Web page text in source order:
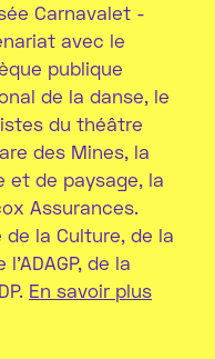
Carnavalet -
avec le
publique
de la danse, le
du théâtre
des Mines, la
et de paysage, la
Assurances.
la Culture, de la
de la
En savoir plus